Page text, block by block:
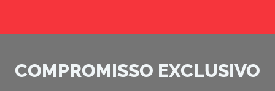
COMPROMISSO EXCLUSIVO